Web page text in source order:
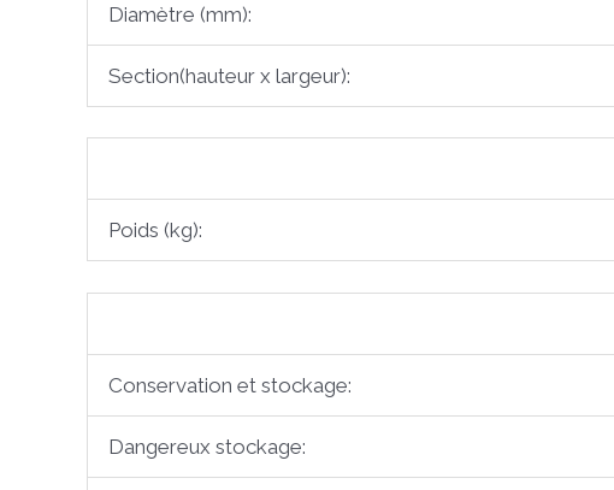
Diamètre (mm):
Section(hauteur x largeur):
Poids (kg):
Conservation et stockage:
Dangereux stockage: